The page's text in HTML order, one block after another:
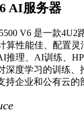
AI服务器
V6 是一款
算性能佳、配置
推理、AI训练、
深度学习的训练、
企业和公有云的